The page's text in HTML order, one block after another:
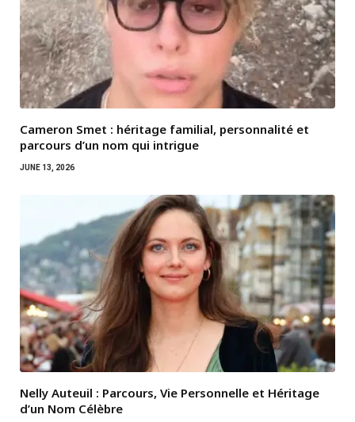
Cameron Smet : héritage familial, personnalité et
parcours d’un nom qui intrigue
JUNE 13, 2026
Nelly Auteuil : Parcours, Vie Personnelle et Héritage
d’un Nom Célèbre